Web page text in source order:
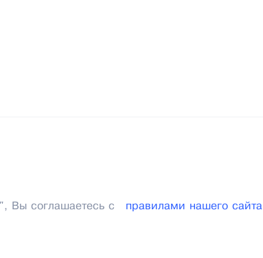
Вы соглашаетесь с правилами нашего сайта